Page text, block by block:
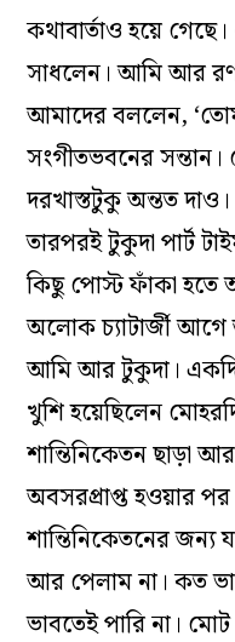
কথাবার্তাও হয়ে
সাধলেন। আমি আর
আমাদের বললেন,
সংগীতভবনের
দরখাস্তটুকু অন্তত দাও।
তারপরই টুকুদা পার্ট
কিছু পোস্ট ফাঁকা
অলোক চ্যাটার্জী
আমি আর টুকুদা।
খুশি হয়েছিলেন
শান্তিনিকেতন ছাড়া
অবসরপ্রাপ্ত হওয়ার
শান্তিনিকেতনের
আর পেলাম না। কত
ভাবতেই পারি না।